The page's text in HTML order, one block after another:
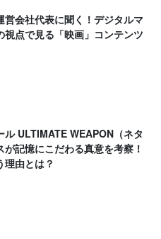
営会社代表に聞く！デジタルマ
視点で見る「映画」コンテンツ
ル ULTIMATE WEAPON（ネタ
記憶にこだわる真意を考察！
理由とは？